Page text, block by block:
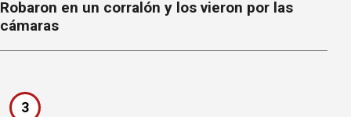
Robaron en un corralón y los vieron por las
cámaras
3